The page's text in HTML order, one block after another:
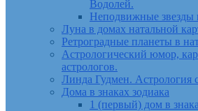
Водолей.
Неподвижные звезды
Луна в домах натальной
Ретроградные планеты в
Астрологический юмор,
астрологов.
Линда Гудмен. Астрология
Дома в знаках зодиака
1 (первый) дом в